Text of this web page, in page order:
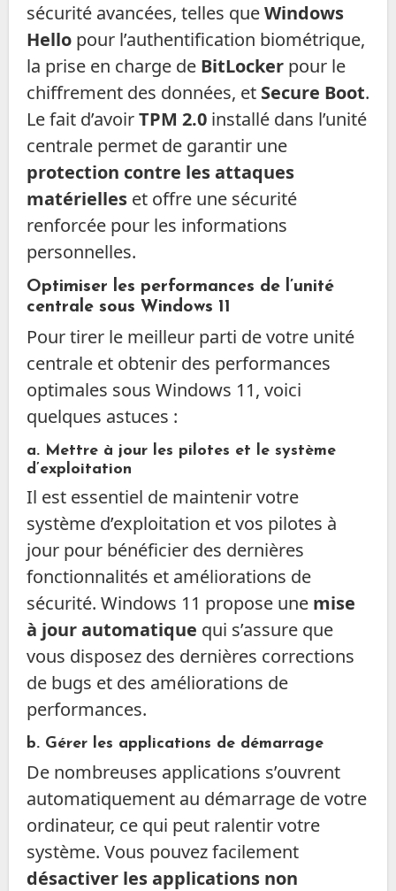
sécurité avancées, telles queWindows
Hellopour l’authentification biométrique,
la prise en charge de BitLockerpour le
chiffrement des données, et Secure Boot.
Le fait d’avoirTPM 2.0installé dans l’unité
centrale permet de garantir une
protection contre les attaques
matérielleset offre une sécurité
renforcée pour les informations
personnelles.
Optimiser les performances de l’unité
centrale sous Windows 11
Pour tirer le meilleur parti de votre unité
centrale et obtenir des performances
optimales sous Windows 11, voici
quelques astuces :
a. Mettre à jour les pilotes et le système
d’exploitation
Il est essentiel de maintenir votre
système d’exploitation et vos pilotes à
jour pour bénéficier des dernières
fonctionnalités et améliorations de
sécurité. Windows 11 propose une mise
à jour automatique qui s’assure que
vous disposez des dernières corrections
de bugs et des améliorations de
performances.
b. Gérer les applications de démarrage
De nombreuses applications s’ouvrent
automatiquement au démarrage de votre
ordinateur, ce qui peut ralentir votre
système. Vous pouvez facilement
désactiver les applications non